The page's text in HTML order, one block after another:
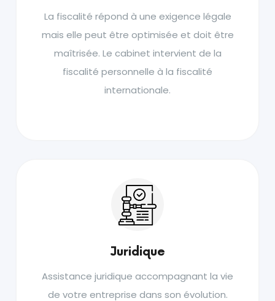
La fiscalité répond à une exigence légale
mais elle peut être optimisée et doit être
maîtrisée. Le cabinet intervient de la
fiscalité personnelle à la fiscalité
internationale.
Juridique
Assistance juridique accompagnant la vie
de votre entreprise dans son évolution.